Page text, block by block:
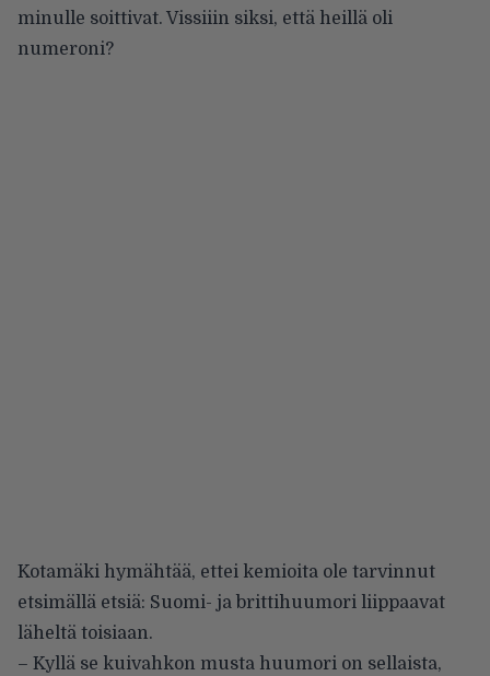
minulle soittivat. Vissiiin siksi, että heillä oli
numeroni?
Kotamäki hymähtää, ettei kemioita ole tarvinnut
etsimällä etsiä: Suomi- ja brittihuumori liippaavat
läheltä toisiaan.
– Kyllä se kuivahkon musta huumori on sellaista,